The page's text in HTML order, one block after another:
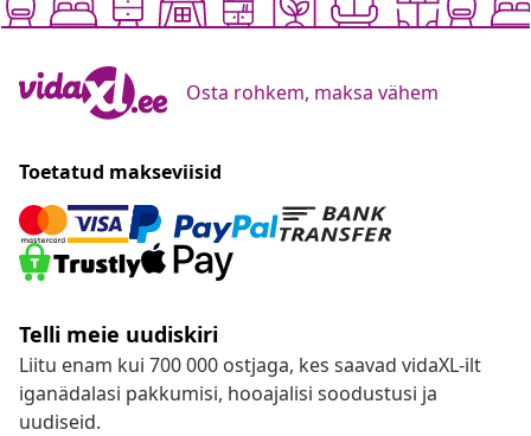
Osta rohkem, maksa vähem
Toetatud makseviisid
Telli meie uudiskiri
Liitu enam kui 700 000 ostjaga, kes saavad vidaXL-ilt
iganädalasi pakkumisi, hooajalisi soodustusi ja
uudiseid.